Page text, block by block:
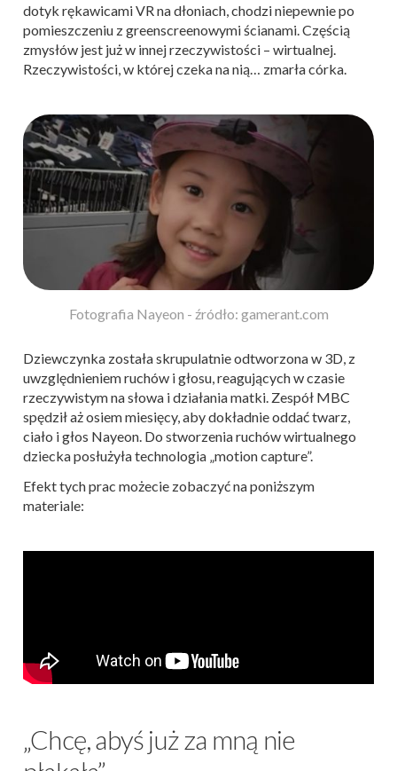
dotyk rękawicami VR na dłoniach, chodzi niepewnie po
pomieszczeniu z greenscreenowymi ścianami. Częścią
zmysłów jest już w innej rzeczywistości – wirtualnej.
Rzeczywistości, w której czeka na nią… zmarła córka.
Fotografia Nayeon - źródło: gamerant.com
Dziewczynka została skrupulatnie odtworzona w 3D, z
uwzględnieniem ruchów i głosu, reagujących w czasie
rzeczywistym na słowa i działania matki. Zespół MBC
spędził aż osiem miesięcy, aby dokładnie oddać twarz,
ciało i głos Nayeon. Do stworzenia ruchów wirtualnego
dziecka posłużyła technologia „motion capture”.
Efekt tych prac możecie zobaczyć na poniższym
materiale:
„Chcę, abyś już za mną nie